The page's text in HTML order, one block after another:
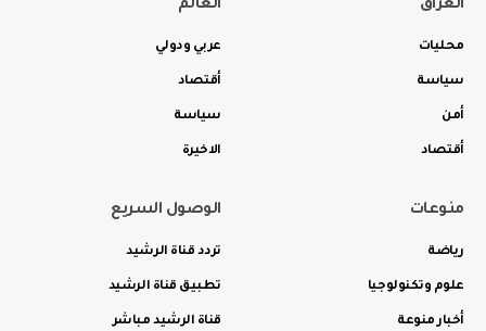
العراق
محليات
سياسة
أمن
أقتصاد
العالم
عربي ودولي
أقتصاد
سياسة
الاخيرة
منوعات
رياضة
علوم وتكنولوجيا
أخبار منوعة
الوصول السريع
تردد قناة الرشيد
تطبيق قناة الرشيد
قناة الرشيد مباشر